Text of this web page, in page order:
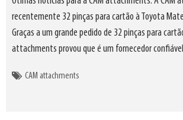
recentemente 32 pinças para cartão à Toyota
Graças a um grande pedido de 32 pinças para
attachments provou que é um fornecedor
CAM attachments